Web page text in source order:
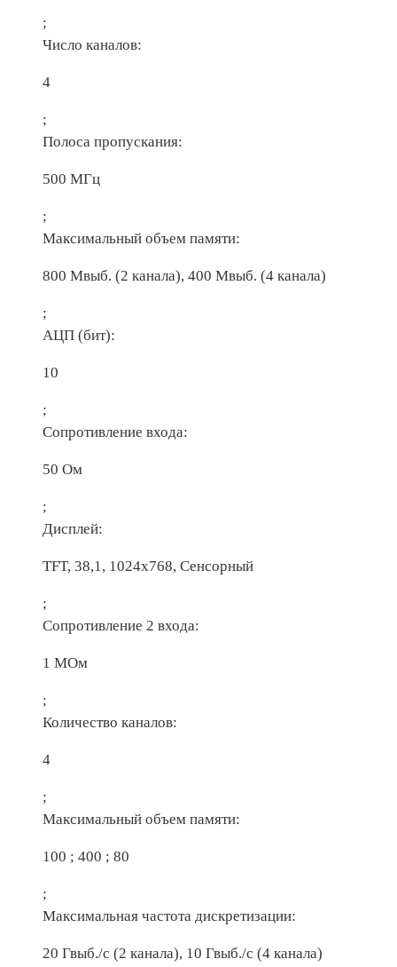
;
Число каналов:
4
;
Полоса пропускания:
500 МГц
;
Максимальный объем памяти:
800 Мвыб. (2 канала), 400 Мвыб. (4 канала)
;
АЦП (бит):
10
;
Сопротивление входа:
50 Ом
;
Дисплей:
TFT, 38,1, 1024х768, Сенсорный
;
Сопротивление 2 входа:
1 МОм
;
Количество каналов:
4
;
Максимальный объем памяти:
100 ; 400 ; 80
;
Максимальная частота дискретизации:
20 Гвыб./с (2 канала), 10 Гвыб./с (4 канала)